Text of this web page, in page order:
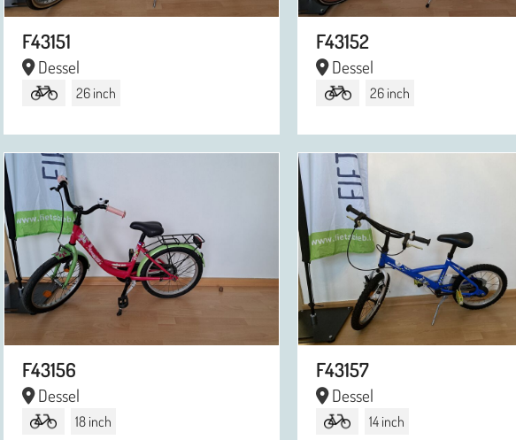
F43151
Dessel
26 inch
F43152
Dessel
26 inch
F43156
Dessel
18 inch
F43157
Dessel
14 inch